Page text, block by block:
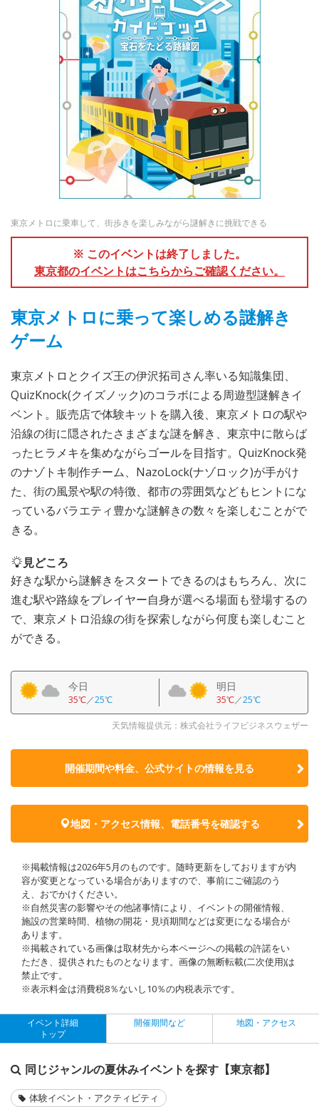
東京メトロに乗車して、街歩きを楽しみながら謎解きに挑戦できる
※ このイベントは終了しました。
東京都のイベントはこちらからご確認ください。
東京メトロに乗って楽しめる謎解き
ゲーム
東京メトロとクイズ王の伊沢拓司さん率いる知識集団、
QuizKnock(クイズノック)のコラボによる周遊型謎解きイ
ベント。販売店で体験キットを購入後、東京メトロの駅や
沿線の街に隠されたさまざまな謎を解き、東京中に散らば
ったヒラメキを集めながらゴールを目指す。QuizKnock発
のナゾトキ制作チーム、NazoLock(ナゾロック)が手がけ
た、街の風景や駅の特徴、都市の雰囲気などもヒントにな
っているバラエティ豊かな謎解きの数々を楽しむことがで
きる。
見どころ
好きな駅から謎解きをスタートできるのはもちろん、次に
進む駅や路線をプレイヤー自身が選べる場面も登場するの
で、東京メトロ沿線の街を探索しながら何度も楽しむこと
ができる。
今日
35℃／25℃
明日
35℃／25℃
天気情報提供元：株式会社ライフビジネスウェザー
開催期間や料金、公式サイトの情報を見る
地図・アクセス情報、電話番号を確認する
※掲載情報は2026年5月のものです。随時更新をしておりますが内
容が変更となっている場合がありますので、事前にご確認のう
え、おでかけください。
※自然災害の影響やその他諸事情により、イベントの開催情報、
施設の営業時間、植物の開花・見頃期間などは変更になる場合が
あります。
※掲載されている画像は取材先から本ページへの掲載の許諾をい
ただき、提供されたものとなります。画像の無断転載(二次使用)は
禁止です。
※表示料金は消費税8％ないし10％の内税表示です。
イベント詳細
トップ
開催期間など 地図・アクセス
同じジャンルの夏休みイベントを探す【東京都】
体験イベント・アクティビティ